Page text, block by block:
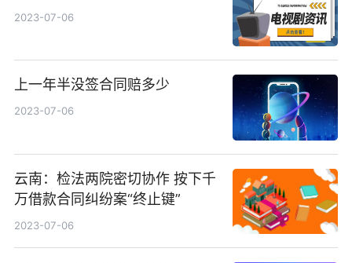
2023-07-06
上一年半没签合同赔多少
2023-07-06
云南：检法两院密切协作 按下千
万借款合同纠纷案“终止键”
2023-07-06